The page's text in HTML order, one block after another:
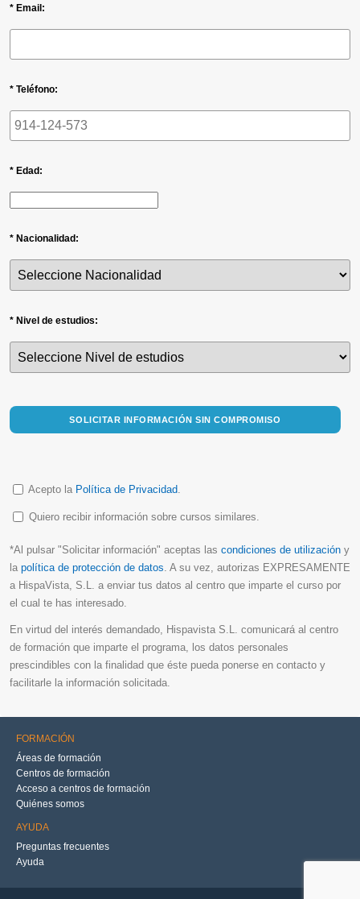
* Email:
* Teléfono:
* Edad:
* Nacionalidad:
* Nivel de estudios:
SOLICITAR INFORMACIÓN SIN COMPROMISO
Acepto la Política de Privacidad.
Quiero recibir información sobre cursos similares.
*Al pulsar "Solicitar información" aceptas las condiciones de utilización y
la política de protección de datos. A su vez, autorizas EXPRESAMENTE
a HispaVista, S.L. a enviar tus datos al centro que imparte el curso por
el cual te has interesado.
En virtud del interés demandado, Hispavista S.L. comunicará al centro
de formación que imparte el programa, los datos personales
prescindibles con la finalidad que éste pueda ponerse en contacto y
facilitarle la información solicitada.
FORMACIÓN
Áreas de formación
Centros de formación
Acceso a centros de formación
Quiénes somos
AYUDA
Preguntas frecuentes
Ayuda